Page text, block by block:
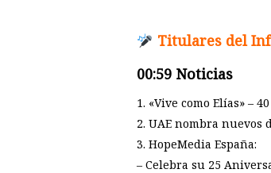
Titulares del
00:59 Noticias
1. «Vive como Elías» –
2. UAE nombra nuevos
3. HopeMedia España:
– Celebra su 25